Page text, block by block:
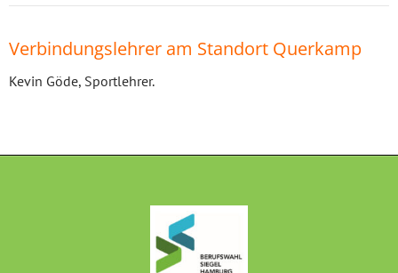
Verbindungslehrer am Standort Querkamp
Kevin Göde, Sportlehrer.